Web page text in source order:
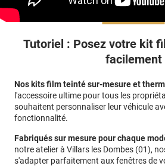
Tutoriel : Posez votre kit
facilement
Nos kits film teinté sur-mesure et
l'accessoire ultime pour tous les
souhaitent personnaliser leur véhicule
fonctionnalité.
Fabriqués sur mesure pour chaque
notre atelier à Villars les Dombes (01),
s'adapter parfaitement aux fenêtres de